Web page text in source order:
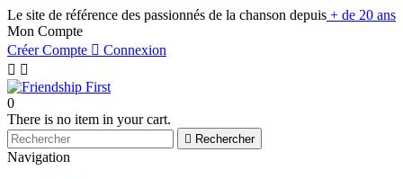
Le site de référence des passionnés de la chanson depuis + de 20 ans
Mon Compte
Créer Compte  Connexion
 
0
There is no item in your cart.
 Rechercher
Navigation